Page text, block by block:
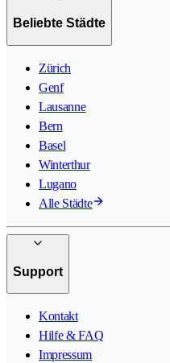
Beliebte Städte
Zürich
Genf
Lausanne
Bern
Basel
Winterthur
Lugano
Alle Städte
Support
Kontakt
Hilfe & FAQ
Impressum